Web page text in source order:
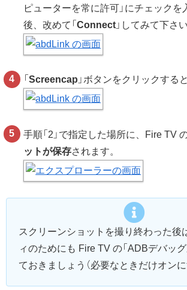
ピューターを常に許可」にチェックを
後、改めて「Connect 」してみて下さい
「Screencap 」ボタンをクリックす
手順「2」で指定した場所に、Fire TV
ットが保存されます。
スクリーンショットを撮り終わった後
ィのためにも Fire TV の「ADBデバッ
ておきましょう（必要なときだけオンに